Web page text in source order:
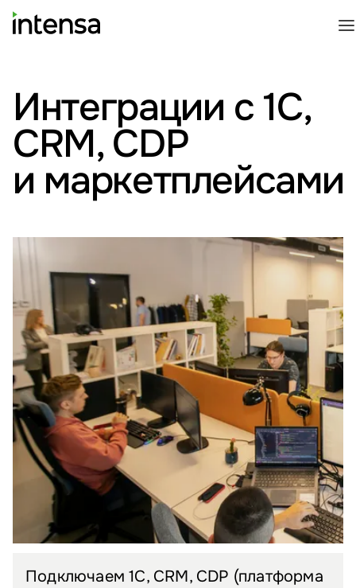
Интеграции с 1С,
CRM, CDP
и маркетплейсами
Подключаем 1С, CRM, CDP (платформа